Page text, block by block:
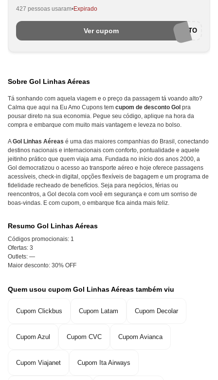
427 pessoas usaram Expirado
Ver cupom VOEBONITO
Sobre Gol Linhas Aéreas
Tá sonhando com aquela viagem e o preço da passagem tá voando alto?
Calma que aqui na Eu Amo Cupons tem cupom de desconto Gol pra
pousar direto na sua economia. Pegue seu código, aplique na hora da
compra e embarque com muito mais vantagem e leveza no bolso.
AGol Linhas Aéreas é uma das maiores companhias do Brasil, conectando
destinos nacionais e internacionais com conforto, pontualidade e aquele
jeitinho prático que quem viaja ama. Fundada no início dos anos 2000, a
Gol democratizou o acesso ao transporte aéreo e hoje oferece passagens
acessíveis, check-in digital, opções flexíveis de bagagem e um programa de
fidelidade recheado de benefícios. Seja para negócios, férias ou
reencontros, a Gol decola com você em segurança e com um sorriso de
boas-vindas. E com cupom, o embarque fica ainda mais feliz.
Resumo Gol Linhas Aéreas
Códigos promocionais: 1
Ofertas: 3
Outlets: —
Maior desconto: 30% OFF
Quem usou cupom Gol Linhas Aéreas também viu
Cupom Clickbus Cupom Latam Cupom Decolar
Cupom Azul Cupom CVC Cupom Avianca
Cupom Viajanet Cupom Ita Airways